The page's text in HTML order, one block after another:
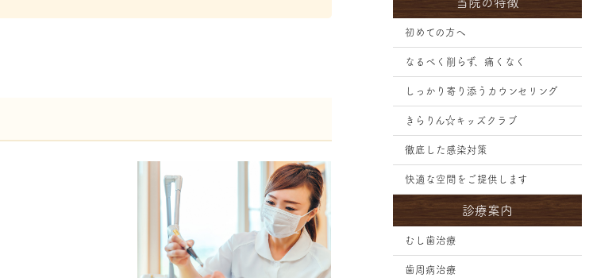
当院の特徴
初めての方へ
なるべく削らず、痛くなく
しっかり寄り添うカウンセリング
きらりん☆キッズクラブ
徹底した感染対策
快適な空間をご提供します
診療案内
むし歯治療
歯周病治療